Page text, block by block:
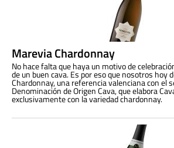
Marevia Chardonnay
No hace falta que haya un motivo de
de un buen cava. Es por eso que nosotros hoy
Chardonnay, una referencia valenciana con el
Denominación de Origen Cava, que elabora
exclusivamente con la variedad chardonnay.